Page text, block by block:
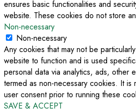
ensures basic functionalities and
website. These cookies do not store
Non-necessary
Non-necessary
Any cookies that may not be
website to function and is used
personal data via analytics, ads, other
termed as non-necessary cookies. It is
user consent prior to running these
SAVE & ACCEPT